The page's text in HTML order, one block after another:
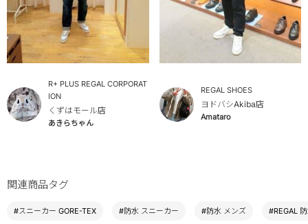
R+ PLUS REGAL CORPORAT
ION
くずはモール店
あきらちゃん
REGAL SHOES
ヨドバシAkiba店
Amataro
関連商品タグ
#スニーカー GORE-TEX #防水 スニーカー #防水 メンズ #REGAL